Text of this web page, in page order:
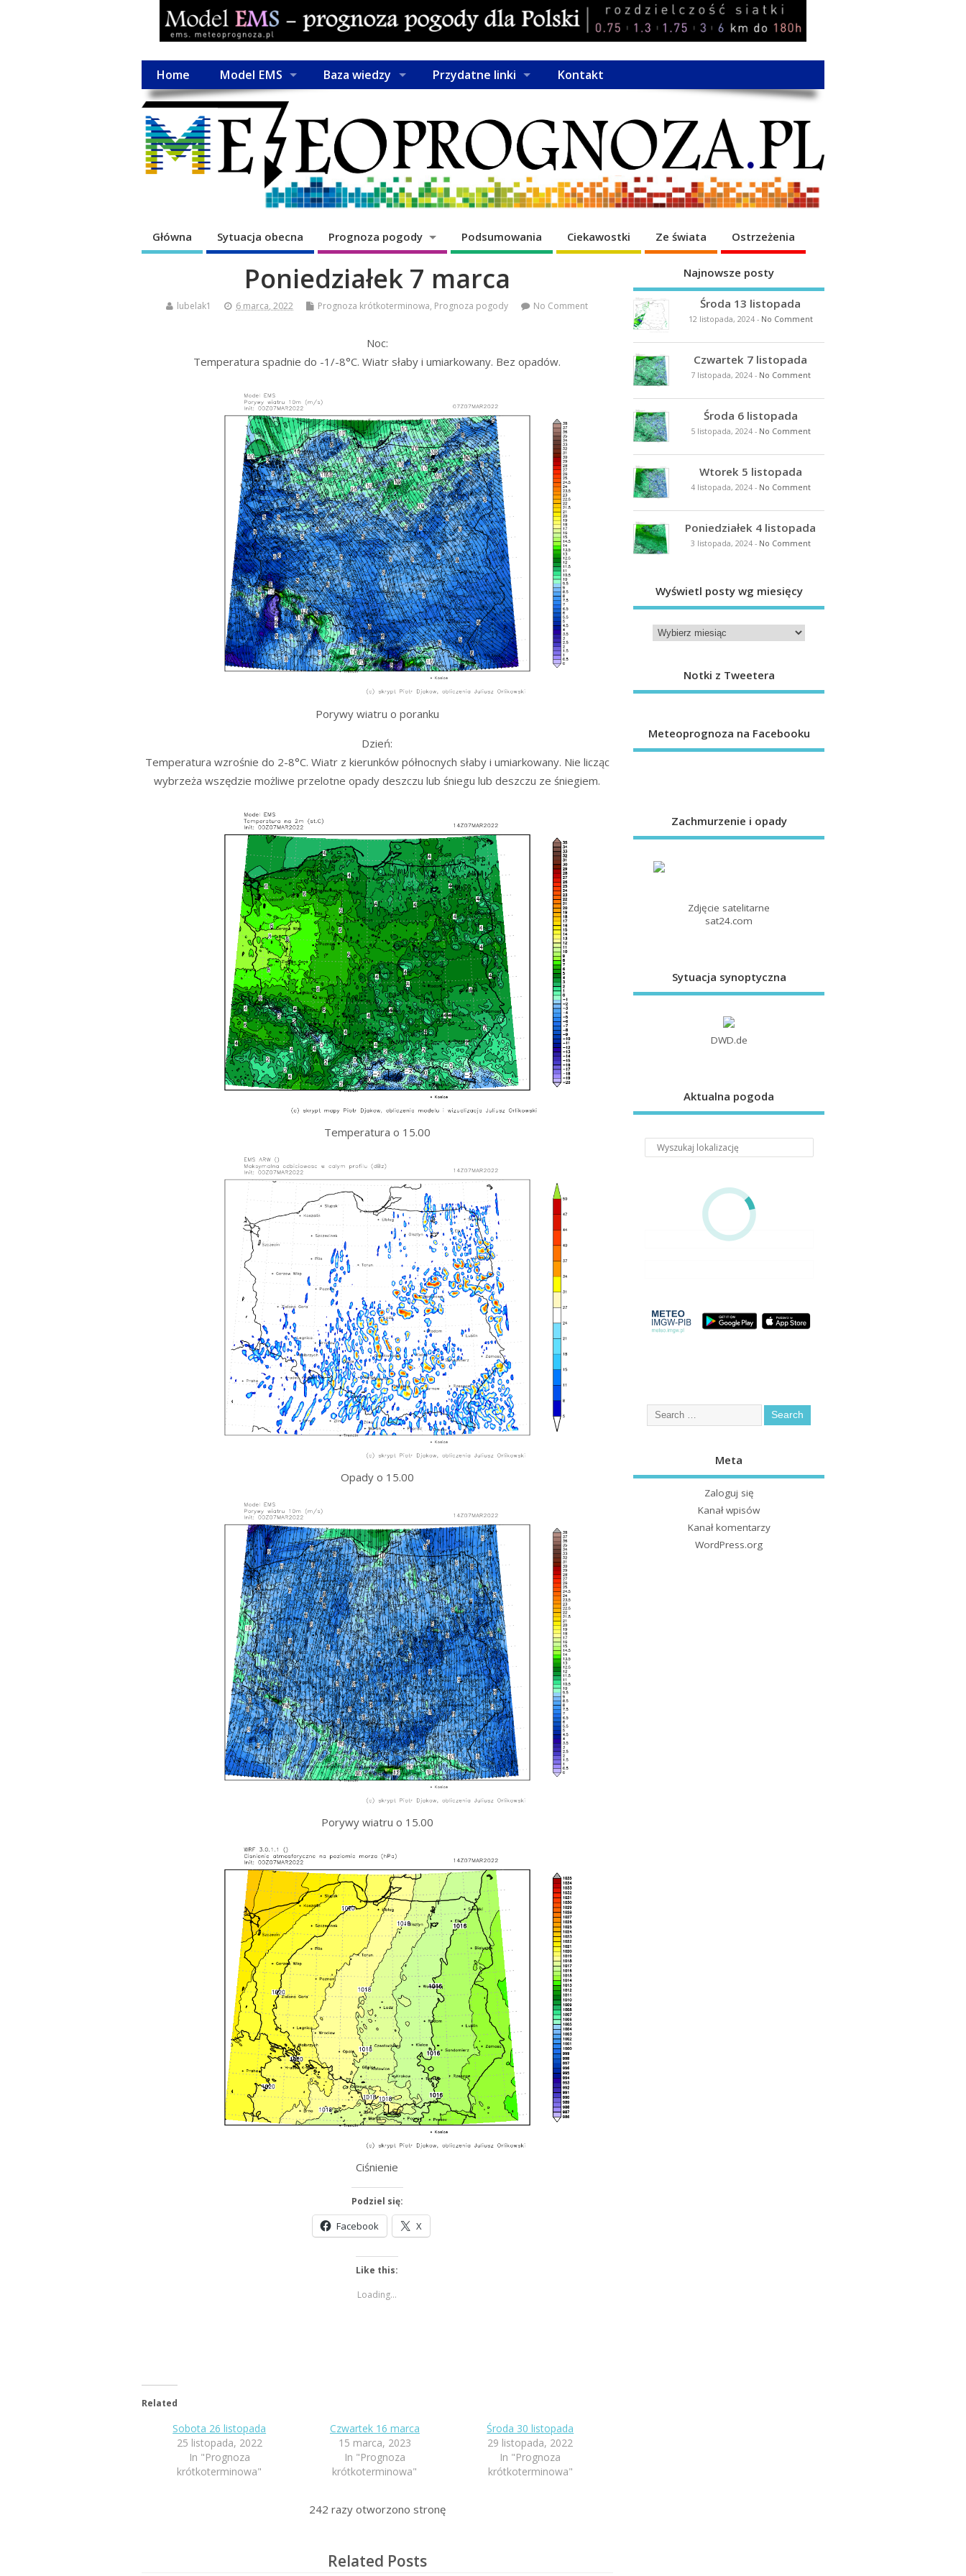
Home Model EMS Baza wiedzy Przydatne linki Kontakt
Główna Sytuacja obecna Prognoza pogody Podsumowania Ciekawostki Ze świata Ostrzeżenia
Poniedziałek 7 marca
lubelak1 6 marca, 2022 Prognoza krótkoterminowa, Prognoza pogody No Comment
Noc:
Temperatura spadnie do -1/-8°C. Wiatr słaby i umiarkowany. Bez opadów.
Porywy wiatru o poranku
Dzień:
Temperatura wzrośnie do 2-8°C. Wiatr z kierunków północnych słaby i umiarkowany. Nie licząc
wybrzeża wszędzie możliwe przelotne opady deszczu lub śniegu lub deszczu ze śniegiem.
Temperatura o 15.00
Opady o 15.00
Porywy wiatru o 15.00
Ciśnienie
Podziel się:
Facebook X
Like this:
Loading...
Related
Sobota 26 listopada
25 listopada, 2022
In "Prognoza
krótkoterminowa"
Czwartek 16 marca
15 marca, 2023
In "Prognoza
krótkoterminowa"
Środa 30 listopada
29 listopada, 2022
In "Prognoza
krótkoterminowa"
242 razy otworzono stronę
Related Posts
Najnowsze posty
Środa 13 listopada
12 listopada, 2024- No Comment
Czwartek 7 listopada
7 listopada, 2024- No Comment
Środa 6 listopada
5 listopada, 2024- No Comment
Wtorek 5 listopada
4 listopada, 2024- No Comment
Poniedziałek 4 listopada
3 listopada, 2024- No Comment
Wyświetl posty wg miesięcy
Notki z Tweetera
Meteoprognoza na Facebooku
Zachmurzenie i opady
Zdjęcie satelitarne
sat24.com
Sytuacja synoptyczna
DWD.de
Aktualna pogoda
Meta
Zaloguj się
Kanał wpisów
Kanał komentarzy
WordPress.org